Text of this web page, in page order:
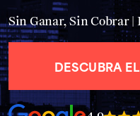
Sin Ganar, Sin Cobrar |
DESCUBRA